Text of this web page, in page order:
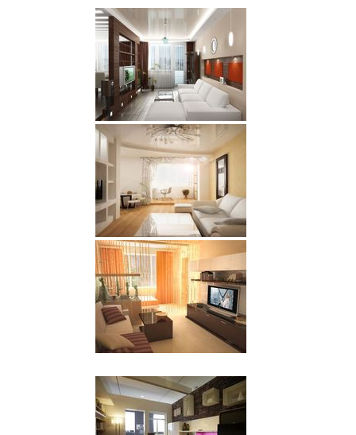
26 октября 2014 г.
В результате упоминания оттенков розового в
интерьере, у большей части в голове ассоциативно
всплывает образ детской комнаты или девичий будуар.
В действительности, это не что иное, как стереотипы,
которые ограничивают воображение. Потому что
градация этого цвета включает в себя огромное число
разнообразных оттенков, открывая при этом
невероятные границы и пространства для полета мысли
26 октября 2014 г.
Совершенно по-особенному можно оформить
интерьер на кухне, если придерживаться
скандинавского стиля. Несмотря на то, что этот дизайн
характеризуется лаконичностью, оформление
получается на удивление уютным и душевным, а
интерьера стоимость, несущий такие свойства,
оправдан всеми средствами. В его основе лежит
спокойствие, простота, натуральность, ясность и мягкие
гармоничные цвета, свет и фактуры. Создается это
милое великолепие воплощением дизайнерской
25 октября 2014 г.
Не секрет, что просторная и светлая комната